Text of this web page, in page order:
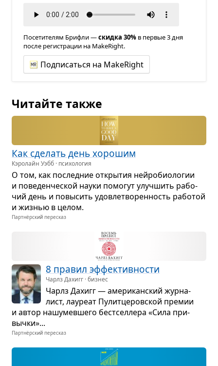
Посетителям Брифли —скидка 30% в первые 3 дня
после регистрации на MakeRight.
Подписаться на MakeRight
Читайте также
Как сде­лать день хоро­шим
Кэролайн Уэбб · психология
О том, как послед­ние откры­тия нейро­био­ло­гии
и пове­ден­че­ской науки помо­гут улуч­шить рабо­
чий день и повы­сить удо­вле­тво­рен­ность рабо­той
и жиз­нью в целом.
Партнёрский пересказ
8 пра­вил эффек­тив­но­сти
Чарлз Дахигг · бизнес
Чарлз Дахигг — аме­ри­кан­ский жур­на­
лист, лау­реат Пулит­це­ров­ской пре­мии
и автор нашу­мев­шего бест­сел­лера «Сила при­
вычки»...
Партнёрский пересказ